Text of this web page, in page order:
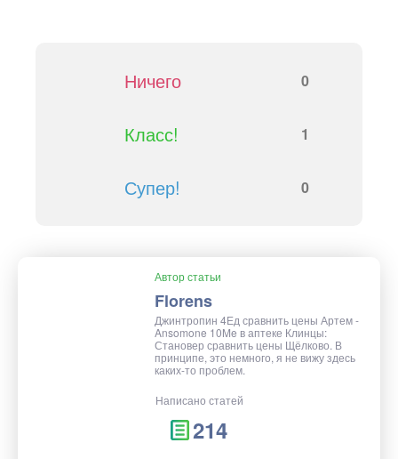
Ничего 0
Класс! 1
Супер! 0
Автор статьи
Florens
Джинтропин 4Ед сравнить цены Артем -
Ansomone 10Me в аптеке Клинцы:
Становер сравнить цены Щёлково. В
принципе, это немного, я не вижу здесь
каких-то проблем.
Написано статей
214